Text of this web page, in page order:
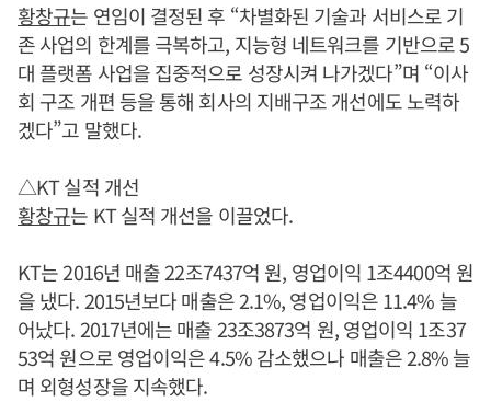
황창규는 연임이 결정된 후 “차별화된 기술과 서비스로 기
존 사업의 한계를 극복하고, 지능형 네트워크를 기반으로 5
대 플랫폼 사업을 집중적으로 성장시켜 나가겠다”며 “이사
회 구조 개편 등을 통해 회사의 지배구조 개선에도 노력하
겠다”고 말했다.
△KT 실적 개선
황창규는 KT 실적 개선을 이끌었다.
KT는 2016년 매출 22조7437억 원, 영업이익 1조4400억 원
을 냈다. 2015년보다 매출은 2.1%, 영업이익은 11.4% 늘
어났다. 2017년에는 매출 23조3873억 원, 영업이익 1조37
53억 원으로 영업이익은 4.5% 감소했으나 매출은 2.8% 늘
며 외형성장을 지속했다.